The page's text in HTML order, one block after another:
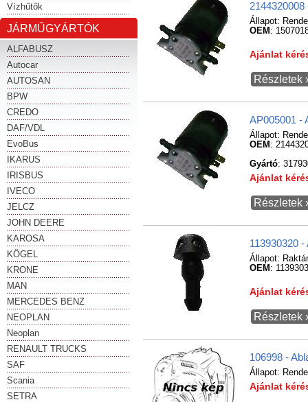
Vízhűtők
JÁRMŰGYÁRTÓK
ALFABUSZ
Autocar
AUTOSAN
BPW
CREDO
DAF/VDL
EvoBus
IKARUS
IRISBUS
IVECO
JELCZ
JOHN DEERE
KAROSA
KÖGEL
KRONE
MAN
MERCEDES BENZ
NEOPLAN
Neoplan
RENAULT TRUCKS
SAF
Scania
SETRA
Állapot:
OEM :
Ajánlat
Részletek
AP005001 -
Állapot:
OEM :
Gyártó:
Ajánlat
Részletek
113930320
Állapot:
OEM :
Ajánlat
Részletek
106998 -
Állapot:
Ajánlat